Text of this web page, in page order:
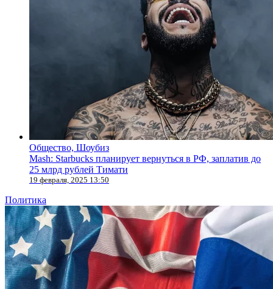
Общество, Шоубиз
Mash: Starbucks планирует вернуться в РФ, заплатив до
25 млрд рублей Тимати
19 февраля, 2025 13:50
Политика